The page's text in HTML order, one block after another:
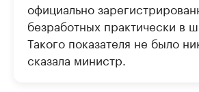
официально
безработных практически в
Такого показателя не было
сказала министр.